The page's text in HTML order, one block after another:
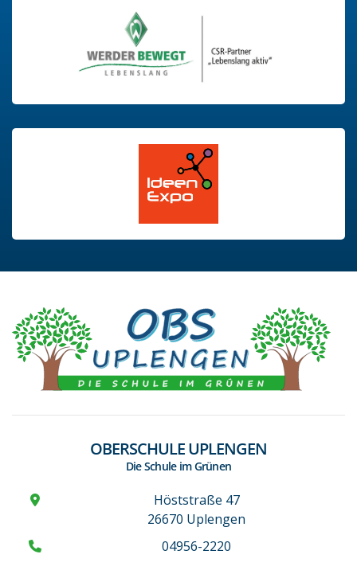
OBERSCHULE UPLENGEN
Die Schule im Grünen
Höststraße 47
26670 Uplengen
04956-2220